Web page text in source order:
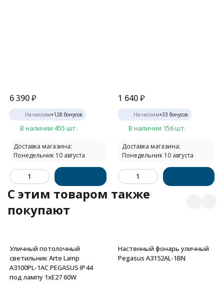
6 390₽
Начислим+128 бонусов
В наличии 455 шт.
Доставка магазина:
Понедельник 10 августа
1 640 ₽
Начислим+33 бонусов
В наличии 156 шт.
Доставка магазина:
Понедельник 10 августа
C этим товаром также
покупают
Уличный потолочный
светильник Arte Lamp
A3100PL-1AC PEGASUS IP44
под лампу 1xE27 60W
Настенный фонарь уличный
Pegasus A3152AL-1BN